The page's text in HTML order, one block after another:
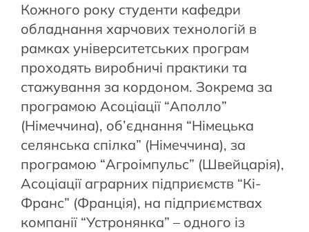
Кожного року студенти кафедри
обладнання харчових технологій в
рамках університетських програм
проходять виробничі практики та
стажування за кордоном. Зокрема за
програмою Асоціації “Аполло”
(Німеччина), об’єднання “Німецька
селянська спілка” (Німеччина), за
програмою “Агроімпульс” (Швейцарія),
Асоціації аграрних підприємств “Кі-
Франс” (Франція), на підприємствах
компанії “Устронянка” – одного із